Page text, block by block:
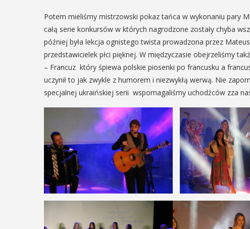
Potem mieliśmy mistrzowski pokaz tańca w wykonaniu pary
całą serie konkursów w których nagrodzone zostały chyba
później była lekcja ognistego twista prowadzona przez
przedstawicielek płci pięknej. W międzyczasie obejrzeliśmy
– Francuz który śpiewa polskie piosenki po francusku a
uczynił to jak zwykle z humorem i niezwykłą werwą. Nie
specjalnej ukraińskiej serii wspomagaliśmy uchodźców zza